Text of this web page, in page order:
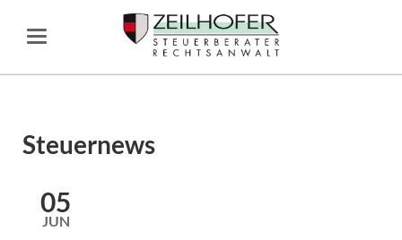
Steuernews
05
JUN